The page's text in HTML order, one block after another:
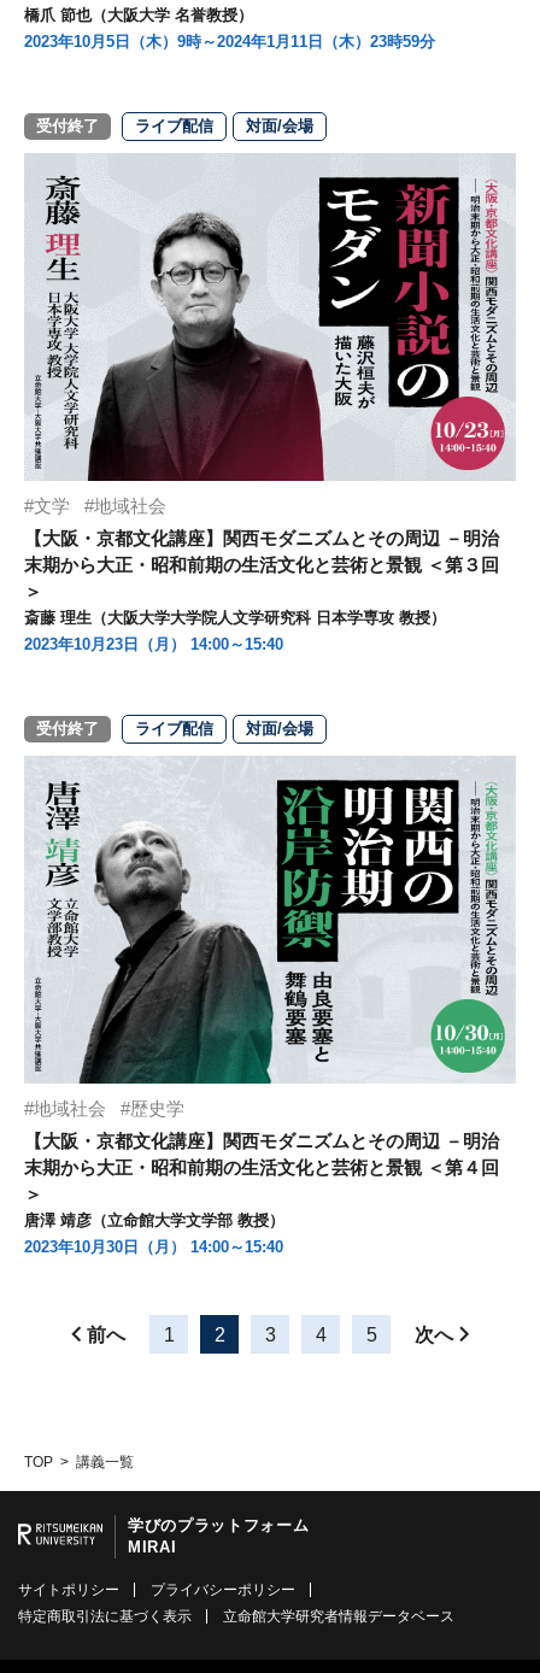
橋爪 節也（大阪大学 名誉教授）
2023年10月5日（木）9時～2024年1月11日（木）23時59分
受付終了 ライブ配信 対面/会場
文学
地域社会
【大阪・京都文化講座】関西モダニズムとその周辺 －明治
末期から大正・昭和前期の生活文化と芸術と景観 ＜第３回
＞
斎藤 理生（大阪大学大学院人文学研究科 日本学専攻 教授）
2023年10月23日（月） 14:00～15:40
受付終了 ライブ配信 対面/会場
地域社会
歴史学
【大阪・京都文化講座】関西モダニズムとその周辺 －明治
末期から大正・昭和前期の生活文化と芸術と景観 ＜第４回
＞
唐澤 靖彦（立命館大学文学部 教授）
2023年10月30日（月） 14:00～15:40
前へ 1 2 3 4 5 次へ
TOP 講義一覧
学びのプラットフォーム
MIRAI
サイトポリシー
プライバシーポリシー
特定商取引法に基づく表示
立命館大学研究者情報データベース